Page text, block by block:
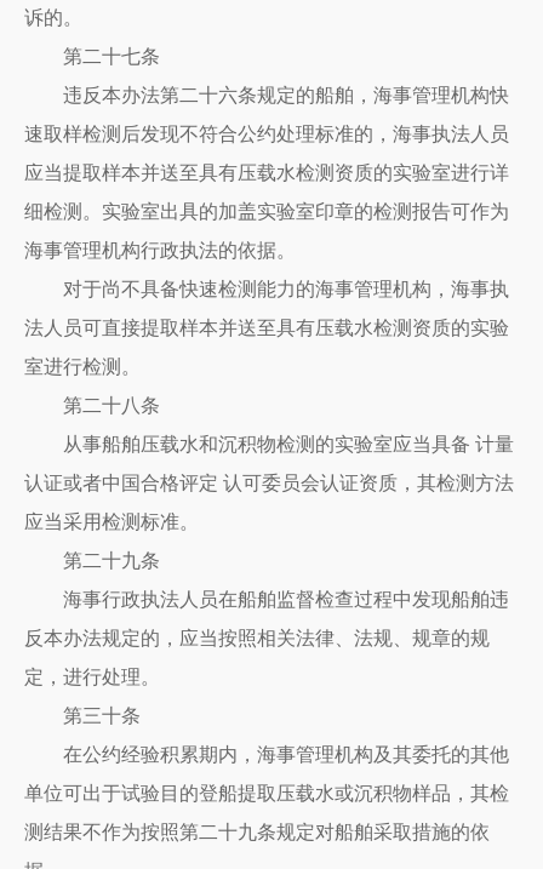
诉的。
第二十七条
违反本办法第二十六条规定的船舶，海事管理机构快
速取样检测后发现不符合公约处理标准的，海事执法人员
应当提取样本并送至具有压载水检测资质的实验室进行详
细检测。实验室出具的加盖实验室印章的检测报告可作为
海事管理机构行政执法的依据。
对于尚不具备快速检测能力的海事管理机构，海事执
法人员可直接提取样本并送至具有压载水检测资质的实验
室进行检测。
第二十八条
从事船舶压载水和沉积物检测的实验室应当具备 计量
认证或者中国合格评定 认可委员会认证资质，其检测方法
应当采用检测标准。
第二十九条
海事行政执法人员在船舶监督检查过程中发现船舶违
反本办法规定的，应当按照相关法律、法规、规章的规
定，进行处理。
第三十条
在公约经验积累期内，海事管理机构及其委托的其他
单位可出于试验目的登船提取压载水或沉积物样品，其检
测结果不作为按照第二十九条规定对船舶采取措施的依